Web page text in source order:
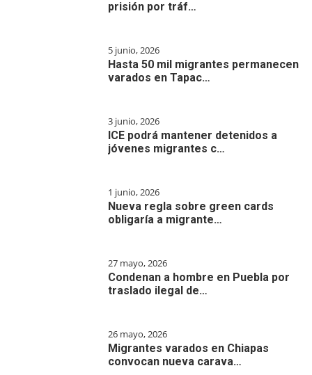
prisión por tráf…
5 junio, 2026
Hasta 50 mil migrantes permanecen
varados en Tapac…
3 junio, 2026
ICE podrá mantener detenidos a
jóvenes migrantes c…
1 junio, 2026
Nueva regla sobre green cards
obligaría a migrante…
27 mayo, 2026
Condenan a hombre en Puebla por
traslado ilegal de…
26 mayo, 2026
Migrantes varados en Chiapas
convocan nueva carava…